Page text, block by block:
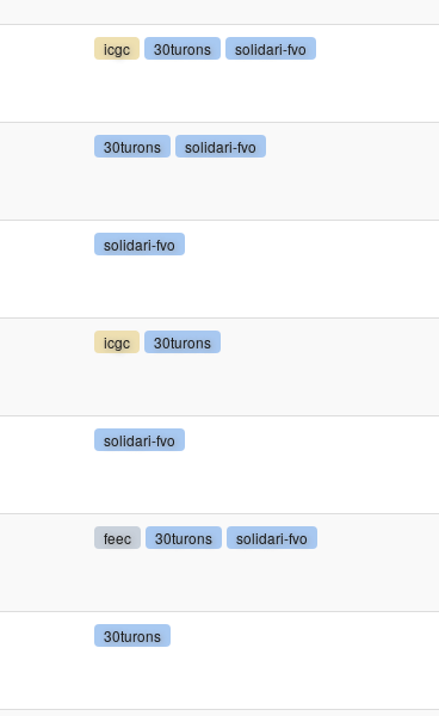
icgc 30turons solidari-fvo
30turons solidari-fvo
solidari-fvo
icgc 30turons
solidari-fvo
feec 30turons solidari-fvo
30turons